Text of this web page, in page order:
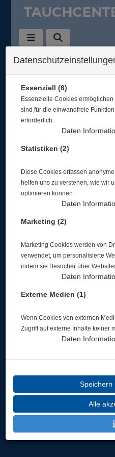
kopfhauben
In dieser Ansicht sind keine
Gut abgesichert?
Informationen
Zahlungsmöglichkeiten
* inkl. MwSt.zzgl.
Essenziell (6)
Essenzielle Cookies
sind für die einwandfreie
erforderlich.
Daten
Statistiken (2)
Diese Cookies erfassen
helfen uns zu verstehen, wie wir
optimieren können.
Daten
Marketing (2)
Marketing Cookies werden von
verwendet, um personalisierte
indem sie Besucher über
Daten
Externe Medien (1)
Wenn Cookies von externen
Zugriff auf externe Inhalte keiner
Daten
Speichern
Alle